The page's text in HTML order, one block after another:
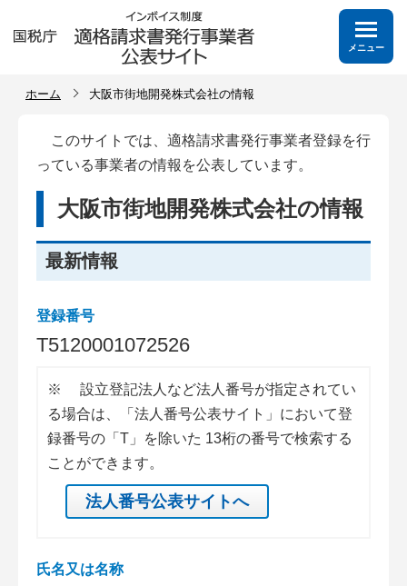
メニュー
ホーム 大阪市街地開発株式会社の情報
このサイトでは、適格請求書発行事業者登録を行
っている事業者の情報を公表しています。
大阪市街地開発株式会社の情報
最新情報
登録番号
T5120001072526
※
設立登記法人など法人番号が指定されてい
る場合は、「法人番号公表サイト」において登
録番号の「T」を除いた 13桁の番号で検索する
ことができます。
法人番号公表サイトへ
氏名又は名称